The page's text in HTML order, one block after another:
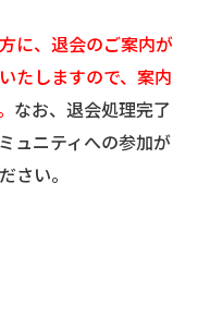
に、退会のご案内が
たしますので、案内
なお、退会処理完了
ュニティへの参加が
さい。